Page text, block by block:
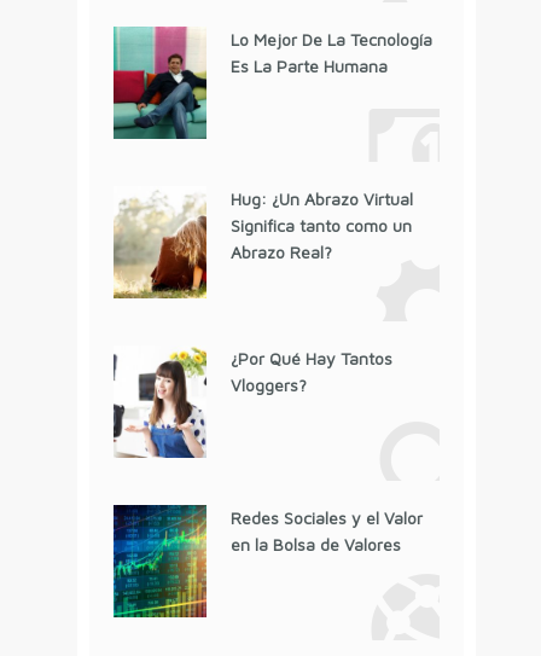
Lo Mejor De La Tecnología
Es La Parte Humana
Hug: ¿Un Abrazo Virtual
Significa tanto como un
Abrazo Real?
¿Por Qué Hay Tantos
Vloggers?
Redes Sociales y el Valor
en la Bolsa de Valores